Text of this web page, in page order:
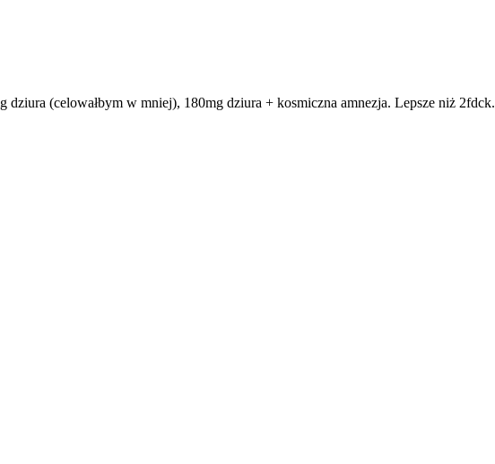
(celowałbym w mniej), 180mg dziura + kosmiczna amnezja. Lepsze niż 2fdck.